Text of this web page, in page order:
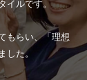
イルです。
もらい、「理想
した。